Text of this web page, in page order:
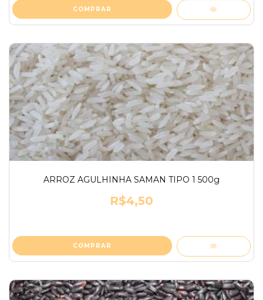
ARROZ AGULHINHA SAMAN TIPO 1 500g
R$4,50